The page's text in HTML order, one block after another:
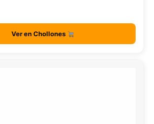
Ver en Chollones